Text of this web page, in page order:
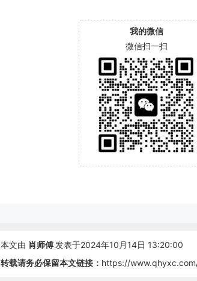
我的微信
微信扫一扫
本文由 肖师傅 发表于2024年10月14日 13:20:00
转载请务必保留本文链接： https://